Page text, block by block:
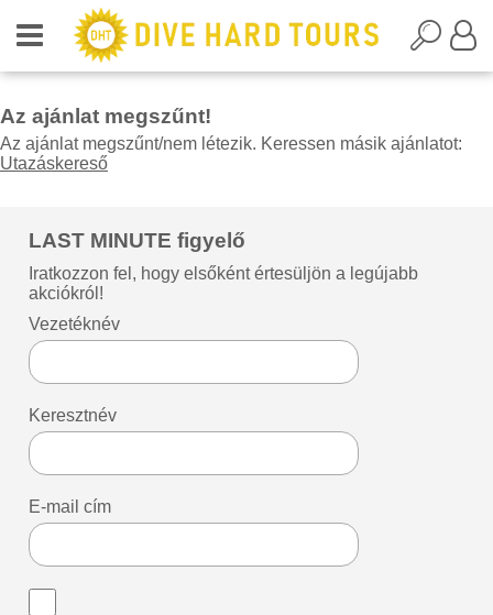
Az ajánlat megszűnt!
Az ajánlat megszűnt/nem létezik. Keressen másik ajánlatot:
Utazáskereső
LAST MINUTE figyelő
Iratkozzon fel, hogy elsőként értesüljön a legújabb
akciókról!
Vezetéknév
Keresztnév
E-mail cím